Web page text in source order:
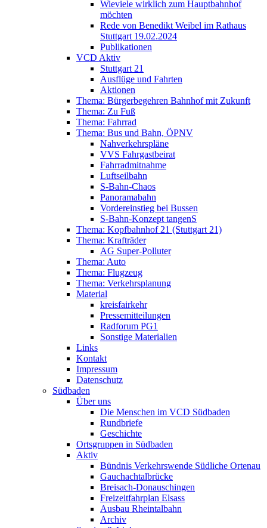
Wieviele wirklich zum Hauptbahnhof
möchten
Rede von Benedikt Weibel im Rathaus
Stuttgart 19.02.2024
Publikationen
VCD Aktiv
Stuttgart 21
Ausflüge und Fahrten
Aktionen
Thema: Bürgerbegehren Bahnhof mit Zukunft
Thema: Zu Fuß
Thema: Fahrrad
Thema: Bus und Bahn, ÖPNV
Nahverkehrspläne
VVS Fahrgastbeirat
Fahrradmitnahme
Luftseilbahn
S-Bahn-Chaos
Panoramabahn
Vordereinstieg bei Bussen
S-Bahn-Konzept tangenS
Thema: Kopfbahnhof 21 (Stuttgart 21)
Thema: Krafträder
AG Super-Polluter
Thema: Auto
Thema: Flugzeug
Thema: Verkehrsplanung
Material
kreisfairkehr
Pressemitteilungen
Radforum PG1
Sonstige Materialien
Links
Kontakt
Impressum
Datenschutz
Südbaden
Über uns
Die Menschen im VCD Südbaden
Rundbriefe
Geschichte
Ortsgruppen in Südbaden
Aktiv
Bündnis Verkehrswende Südliche Ortenau
Gauchachtalbrücke
Breisach-Donauschingen
Freizeitfahrplan Elsass
Ausbau Rheintalbahn
Archiv